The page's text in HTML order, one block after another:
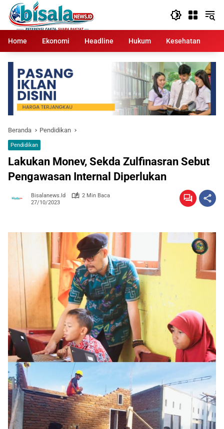
Langsung
konten
Home
Ekonomi Headline Hukum Kesehatan
Beranda Pendidikan
Pendidikan
Lakukan Monev, Sekda Zulfinasran Sebut
Pengawasan Internal Diperlukan
Bisalanews.id
2 Min Baca
27/10/2023